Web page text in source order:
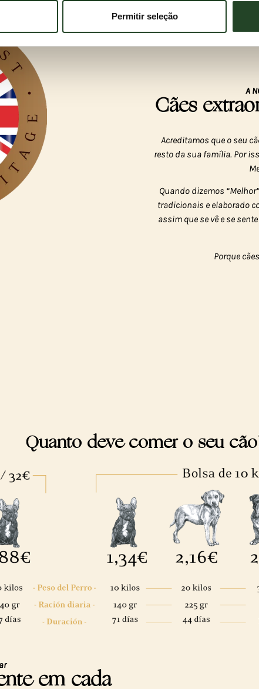
Permitir seleção
A
Cães
Acreditamos que o seu
resto da sua família. Por
Quando dizemos
tradicionais e elaborado
assim que se vê e se
Porque
Quanto deve comer o seu
em cada